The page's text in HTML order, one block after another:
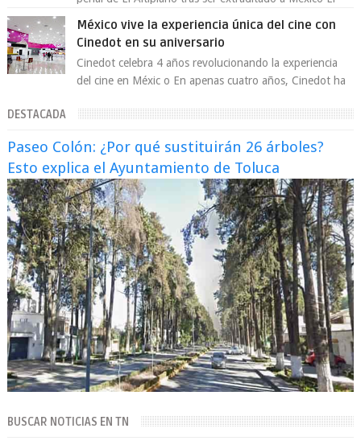
México vive la experiencia única del cine con
Cinedot en su aniversario
Cinedot celebra 4 años revolucionando la experiencia
del cine en Méxic o En apenas cuatro años, Cinedot ha
DESTACADA
Paseo Colón: ¿Por qué sustituirán 26 árboles?
Esto explica el Ayuntamiento de Toluca
BUSCAR NOTICIAS EN TN